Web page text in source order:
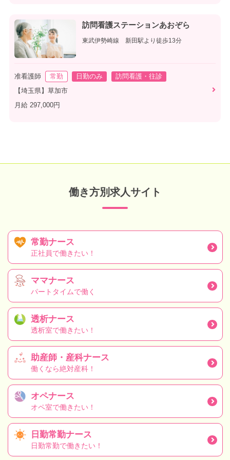
訪問看護ステーションあおぞら
東武伊勢崎線 新田駅より徒歩13分
准看護師 常勤 日勤のみ
訪問看護・往診
【埼玉県】草加市
月給 297,000円
働き方別求人サイト
常勤ナース
正社員で働きたい！
ママナース
パートタイムで働く
透析ナース
透析室で働きたい！
助産師・産科ナース
働くなら絶対産科！
オペナース
オペ室で働きたい！
日勤常勤ナース
日勤常勤で働きたい！